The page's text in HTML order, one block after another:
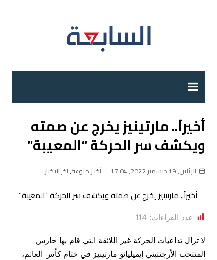
أخيراً.. مارتينيز يخرج عن صمته
ويكشف سر الحركة “المعيبة”
الإثنين, 19 ديسمبر 2022, 17:04 أخبار منوعة,اخر الاخبار
عدد القراءات: 114
لا تزال تداعيات الحركة غير اللائقة التي قام بها حارس
المنتخب الأرجنتيني إيميليانو مارتينيز في ختام كأس العالم،